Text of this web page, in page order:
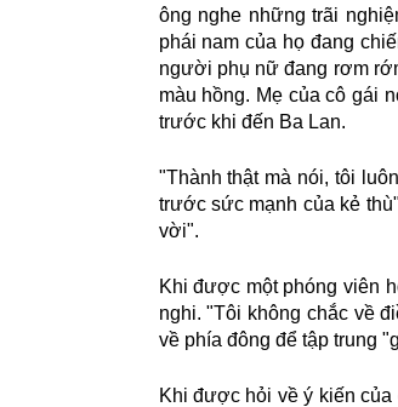
ông nghe những trãi
phái nam của họ đang
người phụ nữ đang rơm
màu hồng. Mẹ của cô gái
trước khi đến Ba Lan.
"Thành thật mà nói, tôi
trước sức mạnh của kẻ
vời".
Khi được một phóng viên
nghi. "Tôi không chắc về
về phía đông để tập trung
Khi được hỏi về ý kiến của